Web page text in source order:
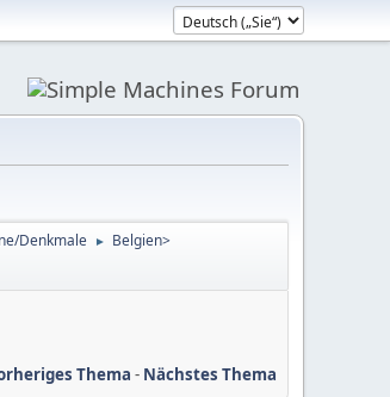
Denkmale ► Belgien>
Thema - Nächstes Thema